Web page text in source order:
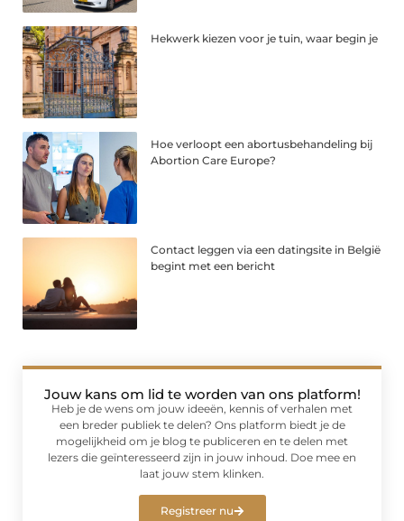
Hekwerk kiezen voor je tuin, waar begin je
Hoe verloopt een abortusbehandeling bij
Abortion Care Europe?
Contact leggen via een datingsite in België
begint met een bericht
Jouw kans om lid te worden van ons platform!
Heb je de wens om jouw ideeën, kennis of verhalen met
een breder publiek te delen? Ons platform biedt je de
mogelijkheid om je blog te publiceren en te delen met
lezers die geïnteresseerd zijn in jouw inhoud. Doe mee en
laat jouw stem klinken.
Registreer nu